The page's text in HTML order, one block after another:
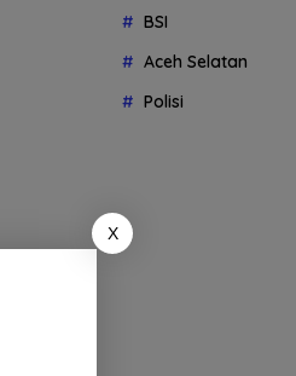
BSI
Aceh Selatan
Polisi
X